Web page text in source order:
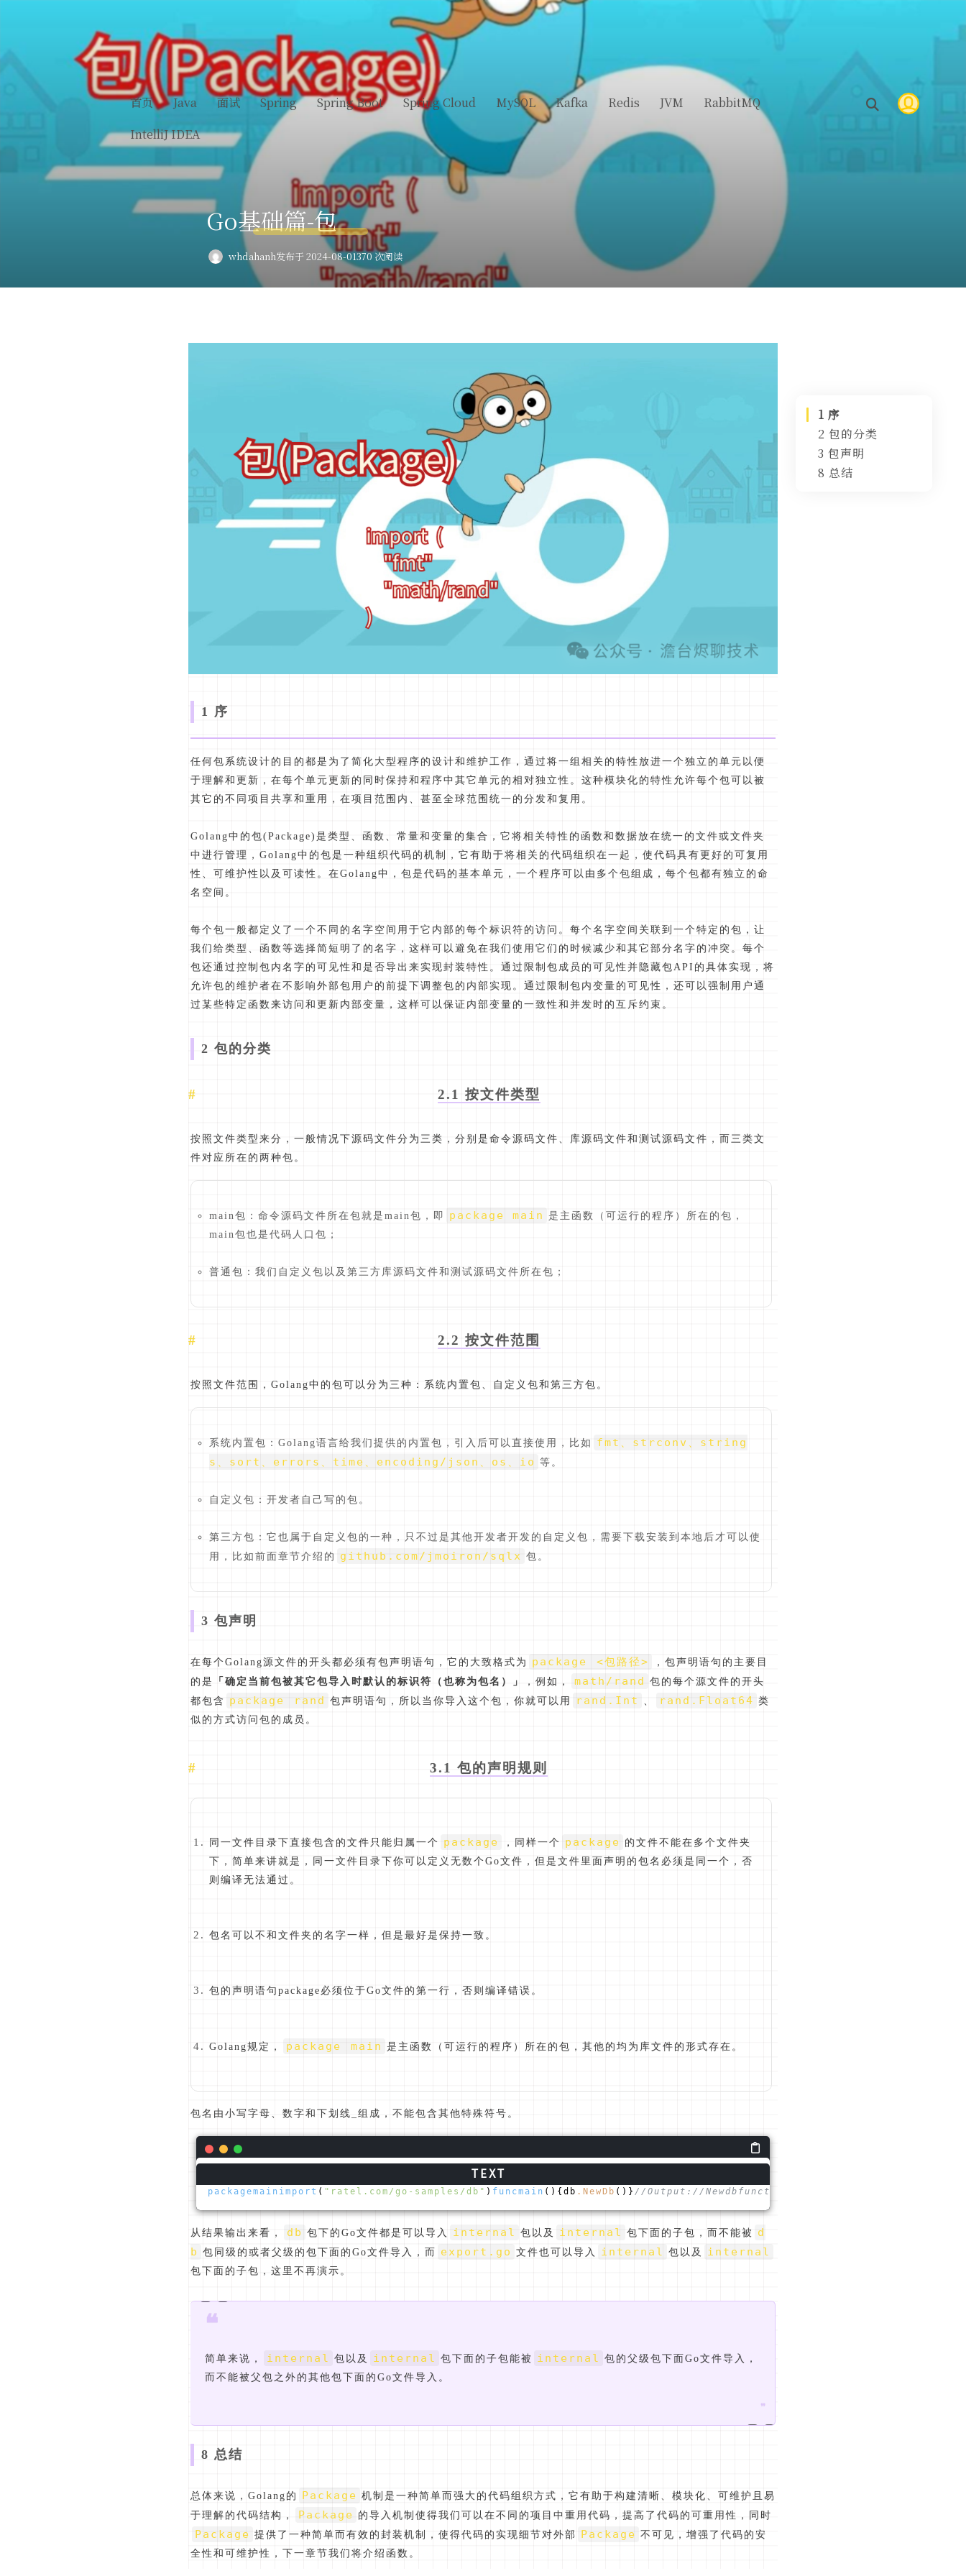
首页 Java 面试 Spring Spring Boot Spring Cloud MySQL Kafka Redis JVM
RabbitMQ
IntelliJ IDEA
Go基础篇-包
whdahanh发布于 2024-08-01370 次阅读
1 序
任何包系统设计的目的都是为了简化大型程序的设计和维护工作，通过将一组相关的特性放进一个独立的单元以便
于理解和更新，在每个单元更新的同时保持和程序中其它单元的相对独立性。这种模块化的特性允许每个包可以被
其它的不同项目共享和重用，在项目范围内、甚至全球范围统一的分发和复用。
Golang中的包(Package)是类型、函数、常量和变量的集合，它将相关特性的函数和数据放在统一的文件或文件夹
中进行管理，Golang中的包是一种组织代码的机制，它有助于将相关的代码组织在一起，使代码具有更好的可复用
性、可维护性以及可读性。在Golang中，包是代码的基本单元，一个程序可以由多个包组成，每个包都有独立的命
名空间。
每个包一般都定义了一个不同的名字空间用于它内部的每个标识符的访问。每个名字空间关联到一个特定的包，让
我们给类型、函数等选择简短明了的名字，这样可以避免在我们使用它们的时候减少和其它部分名字的冲突。每个
包还通过控制包内名字的可见性和是否导出来实现封装特性。通过限制包成员的可见性并隐藏包API的具体实现，将
允许包的维护者在不影响外部包用户的前提下调整包的内部实现。通过限制包内变量的可见性，还可以强制用户通
过某些特定函数来访问和更新内部变量，这样可以保证内部变量的一致性和并发时的互斥约束。
2 包的分类
2.1 按文件类型
按照文件类型来分，一般情况下源码文件分为三类，分别是命令源码文件、库源码文件和测试源码文件，而三类文
件对应所在的两种包。
main包：命令源码文件所在包就是main包，即 package main 是主函数（可运行的程序）所在的包，
main包也是代码人口包；
普通包：我们自定义包以及第三方库源码文件和测试源码文件所在包；
2.2 按文件范围
按照文件范围，Golang中的包可以分为三种：系统内置包、自定义包和第三方包。
系统内置包：Golang语言给我们提供的内置包，引入后可以直接使用，比如
fmt、strconv、string
s、sort、errors、time、encoding/json、os、io 等。
自定义包：开发者自己写的包。
第三方包：它也属于自定义包的一种，只不过是其他开发者开发的自定义包，需要下载安装到本地后才可以使
用，比如前面章节介绍的
github.com/jmoiron/sqlx 包。
3 包声明
在每个Golang源文件的开头都必须有包声明语句，它的大致格式为 package <包路径>
，包声明语句的主要目
的是
「确定当前包被其它包导入时默认的标识符（也称为包名）」 ，例如， math/rand 包的每个源文件的开头
都包含
package rand 包声明语句，所以当你导入这个包，你就可以用 rand.Int 、 rand.Float64 类
似的方式访问包的成员。
3.1 包的声明规则
同一文件目录下直接包含的文件只能归属一个 package ，同样一个 package 的文件不能在多个文件夹
下，简单来讲就是，同一文件目录下你可以定义无数个Go文件，但是文件里面声明的包名必须是同一个，否
则编译无法通过。
包名可以不和文件夹的名字一样，但是最好是保持一致。
包的声明语句package必须位于Go文件的第一行，否则编译错误。
Golang规定， package main 是主函数（可运行的程序）所在的包，其他的均为库文件的形式存在。
包名由小写字母、数字和下划线_组成，不能包含其他特殊符号。
packagemainimport ( "ratel.com/go-samples/db" ) funcmain () {db .NewDb ()} //Output://Newdbfunction//Newinternalfunction//
从结果输出来看， db 包下的Go文件都是可以导入 internal 包以及 internal 包下面的子包，而不能被
d
b 包同级的或者父级的包下面的Go文件导入，而 export.go 文件也可以导入 internal 包以及 internal
包下面的子包，这里不再演示。
❝
简单来说， internal 包以及 internal 包下面的子包能被 internal 包的父级包下面Go文件导入，
而不能被父包之外的其他包下面的Go文件导入。
❞
8 总结
总体来说，Golang的 Package 机制是一种简单而强大的代码组织方式，它有助于构建清晰、模块化、可维护且易
于理解的代码结构，
Package 的导入机制使得我们可以在不同的项目中重用代码，提高了代码的可重用性，同时
Package 提供了一种简单而有效的封装机制，使得代码的实现细节对外部 Package 不可见，增强了代码的安
全性和可维护性，下一章节我们将介绍函数。
1 序
2 包的分类
2.1 按文件类型
2.2 按文件范围
3 包声明
3.1 包的声明规
8 总结